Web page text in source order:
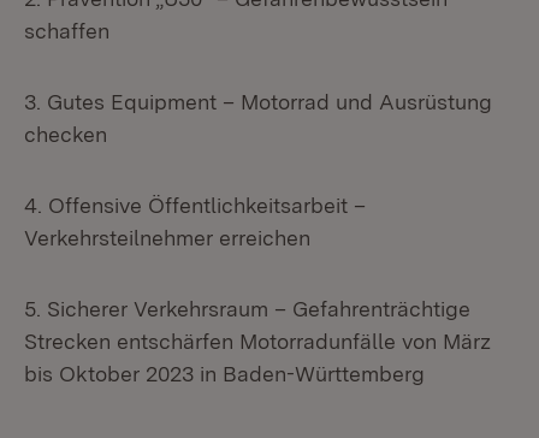
schaffen
3. Gutes Equipment – Motorrad und Ausrüstung
checken
4. Offensive Öffentlichkeitsarbeit –
Verkehrsteilnehmer erreichen
5. Sicherer Verkehrsraum – Gefahrenträchtige
Strecken entschärfen Motorradunfälle von März
bis Oktober 2023 in Baden-Württemberg